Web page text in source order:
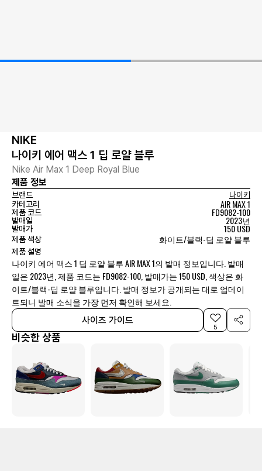
NIKE
나이키 에어 맥스 1 딥 로얄 블루
Nike Air Max 1 Deep Royal Blue
제품 정보
브랜드
나이키
카테고리
AIR MAX 1
제품 코드 FD9082-100
발매일 2023년
발매가 150 USD
제품 색상 화이트/블랙-딥 로얄 블루
제품 설명
나이키 에어 맥스 1 딥 로얄 블루 AIR MAX 1의 발매 정보입니다. 발매
일은 2023년, 제품 코드는 FD9082-100, 발매가는 150 USD, 색상은 화
이트/블랙-딥 로얄 블루입니다. 발매 정보가 공개되는 대로 업데이
트되니 발매 소식을 가장 먼저 확인해 보세요.
사이즈 가이드
5
비슷한 상품